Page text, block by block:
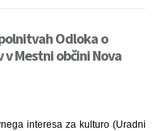
Odloka o
Mestni občini Nova
interesa za kulturo (Uradni